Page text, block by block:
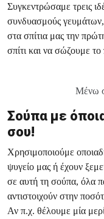
Συγκεντρώσαμε τρεις
συνδυασμούς γευμάτων,
στα σπίτια μας την
σπίτι και να σώζουμε
Μένω
Σούπα με
σου!
Χρησιμοποιούμε
ψυγείο μας ή έχουν
σε αυτή τη σούπα, όλα
αντιστοιχούν στην
Αν π.χ. θέλουμε μία